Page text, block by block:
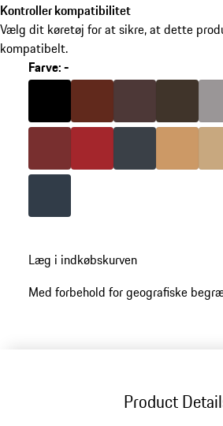
Kontroller kompatibilitet
Vælg dit køretøj for at sikre, at dette
kompatibelt.
Farve:-
varianter
(Farve)
Farve sortFarve umbra
Farve marsala
Farve Farve
Farve bordeauxrød
Farve carrera-rød
Farve grafitblå
Farve luxor
Farve
Farve yachtingblå
tilbage
varianter
Læg i indkøbskurven
Med forbehold for geografiske
Product